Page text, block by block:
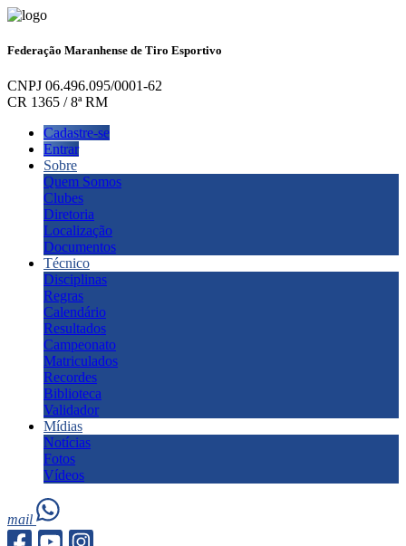
Federação Maranhense de Tiro Esportivo
CNPJ 06.496.095/0001-62
CR 1365 / 8ª RM
Cadastre-se
Entrar
Sobre
Quem Somos
Clubes
Diretoria
Localização
Documentos
Técnico
Disciplinas
Regras
Calendário
Resultados
Campeonato
Matriculados
Recordes
Biblioteca
Validador
Mídias
Notícias
Fotos
Vídeos
mail